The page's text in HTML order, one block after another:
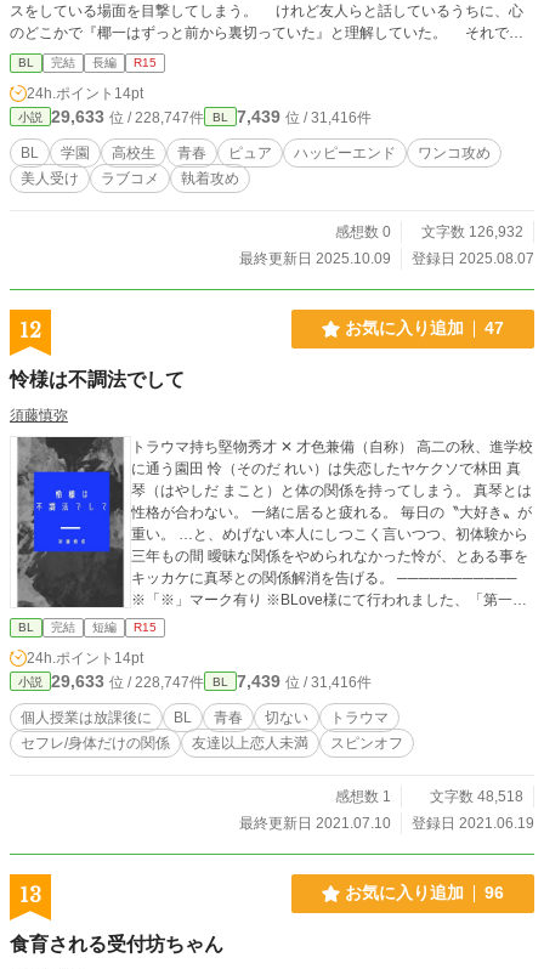
スをしている場面を目撃してしまう。 けれど友人らと話しているうちに、心
のどこかで『椰一はずっと前から裏切っていた』と理解していた。 それでも
悲しさで熱い雫が溢れてきて、ひと気のない物陰に座り込んで泣いていると、ふ
と目の前に影が差す。 「大丈夫か？」 涙に濡れた瞳で見上げると、月曜日の
朝──その数日前にも件の二人を見掛け、書籍を落としたのだがわざわざ教室ま
で届けてくれたのだ──にも会った、一学年上の大和（やまと）という男だっ
た。
BL 完結 長編 R15
24h.ポイント 14pt
小説 29,633 位 / 228,747件 BL 7,439 位 / 31,416件
BL 学園 高校生 青春 ピュア ハッピーエンド
ワンコ攻め
美人受け
ラブコメ 執着攻め
感想数 0
文字数 126,932
最終更新日 2025.10.09
登録日 2025.08.07
12 お気に入り追加 47
怜様は不調法でして
須藤慎弥
トラウマ持ち堅物秀才 ✕ 才色兼備（自称） 高二の秋、進学校
に通う園田 怜（そのだ れい）は失恋したヤケクソで林田 真
琴（はやしだ まこと）と体の関係を持ってしまう。 真琴とは
性格が合わない。 一緒に居ると疲れる。 毎日の〝大好き〟が
重い。 …と、めげない本人にしつこく言いつつ、初体験から
三年もの間 曖昧な関係をやめられなかった怜が、とある事を
キッカケに真琴との関係解消を告げる。 ───────────
※「※」マーク有り ※BLove様にて行われました、「第一回
BL 完結 短編 R15
24h.ポイント 14pt
小説 29,633 位 / 228,747件 BL 7,439 位 / 31,416件
個人授業は放課後に BL 青春 切ない
トラウマ
セフレ/身体だけの関係
友達以上恋人未満 スピンオフ
感想数 1
文字数 48,518
最終更新日 2021.07.10
登録日 2021.06.19
13 お気に入り追加 96
食育される受付坊ちゃん